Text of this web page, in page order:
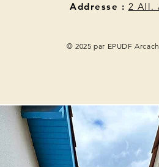
Addresse : 2 All.
© 2025 par EPUDF